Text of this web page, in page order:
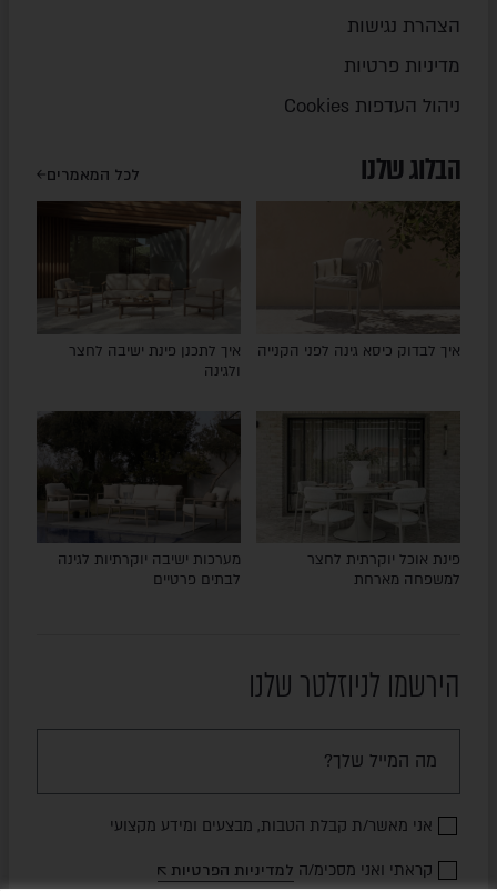
הצהרת נגישות
מדיניות פרטיות
ניהול העדפות Cookies
הבלוג שלנו לכל המאמרים
איך לבדוק כיסא גינה לפני הקנייה
איך לתכנן פינת ישיבה לחצר
ולגינה
פינת אוכל יוקרתית לחצר
למשפחה מארחת
מערכות ישיבה יוקרתיות לגינה
לבתים פרטיים
הירשמו לניוזלטר שלנו
אני מאשר/ת קבלת הטבות, מבצעים ומידע מקצועי
קראתי ואני מסכימ/ה למדיניות הפרטיות